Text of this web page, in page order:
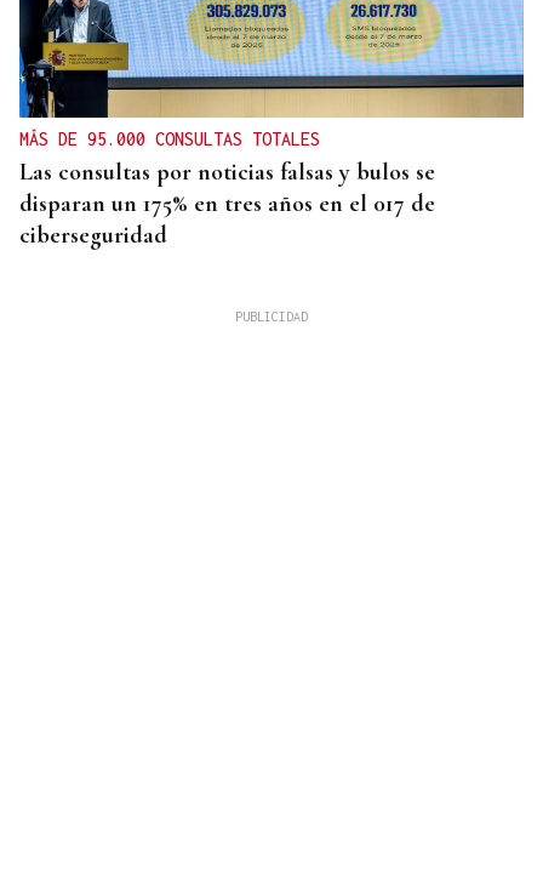
MÁS DE 95.000 CONSULTAS TOTALES
Las consultas por noticias falsas y bulos se
disparan un 175% en tres años en el 017 de
ciberseguridad